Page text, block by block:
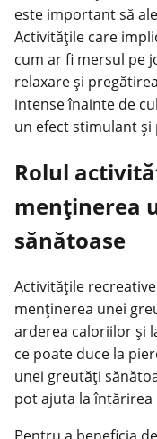
este important să
Activitățile care
cum ar fi mersul pe
relaxare și
intense înainte de
un efect stimulant
Rolul
menținerea
sănătoase
Activitățile
menținerea unei
arderea caloriilor și
ce poate duce la
unei greutăți
pot ajuta la